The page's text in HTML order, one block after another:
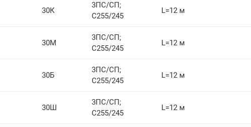
30К
3ПС/СП;
С255/245
L=12 м
30М
3ПС/СП;
С255/245
L=12 м
30Б
3ПС/СП;
С255/245
L=12 м
30Ш
3ПС/СП;
С255/245
L=12 м